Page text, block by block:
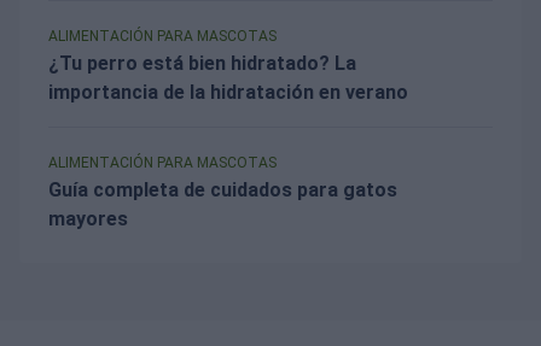
ALIMENTACIÓN PARA MASCOTAS
¿Tu perro está bien hidratado? La
importancia de la hidratación en verano
ALIMENTACIÓN PARA MASCOTAS
Guía completa de cuidados para gatos
mayores